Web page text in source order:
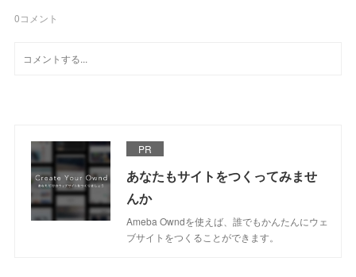
0コメント
PR
あなたもサイトをつくってみませ
んか
Ameba Owndを使えば、誰でもかんたんにウェ
ブサイトをつくることができます。